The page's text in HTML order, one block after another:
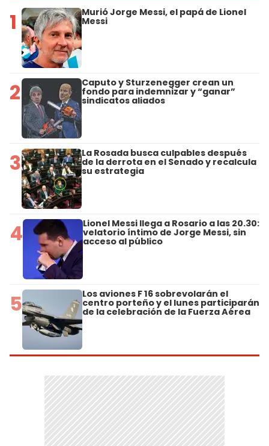
1 Murió Jorge Messi, el papá de Lionel
Messi
2 Caputo y Sturzenegger crean un
fondo para indemnizar y “ganar”
sindicatos aliados
3 La Rosada busca culpables después
de la derrota en el Senado y recalcula
su estrategia
4 Lionel Messi llega a Rosario a las 20.30:
velatorio íntimo de Jorge Messi, sin
acceso al público
5 Los aviones F 16 sobrevolarán el
centro porteño y el lunes participarán
de la celebración de la Fuerza Aérea